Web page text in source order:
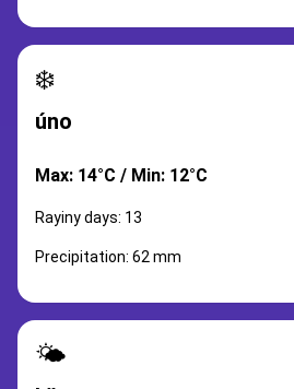
❄️
úno
Max: 14°C / Min: 12°C
Rayiny days: 13
Precipitation: 62 mm
🌤️